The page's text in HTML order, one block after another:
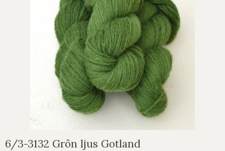
6/3-3132 Grön ljus Gotland